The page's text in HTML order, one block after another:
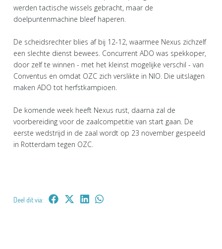
werden tactische wissels gebracht, maar de
doelpuntenmachine bleef haperen.
De scheidsrechter blies af bij 12-12, waarmee Nexus zichzelf
een slechte dienst bewees. Concurrent ADO was spekkoper,
door zelf te winnen - met het kleinst mogelijke verschil - van
Conventus en omdat OZC zich verslikte in NIO. Die uitslagen
maken ADO tot herfstkampioen.
De komende week heeft Nexus rust, daarna zal de
voorbereiding voor de zaalcompetitie van start gaan. De
eerste wedstrijd in de zaal wordt op 23 november gespeeld
in Rotterdam tegen OZC.
Deel dit via: